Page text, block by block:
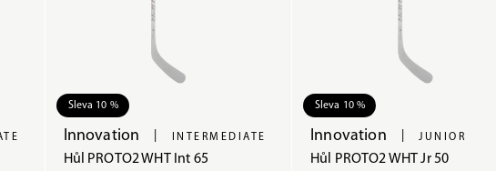
Sleva 10 %
Innovation INTERMEDIATE
Hůl PROTO2 WHT Int 65
Sleva 10 %
Innovation JUNIOR
Hůl PROTO2 WHT Jr 50